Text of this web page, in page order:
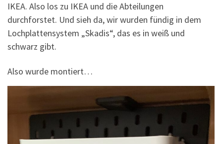
IKEA. Also los zu IKEA und die Abteilungen
durchforstet. Und sieh da, wir wurden fündig in dem
Lochplattensystem „Skadis“, das es in weiß und
schwarz gibt.
Also wurde montiert…